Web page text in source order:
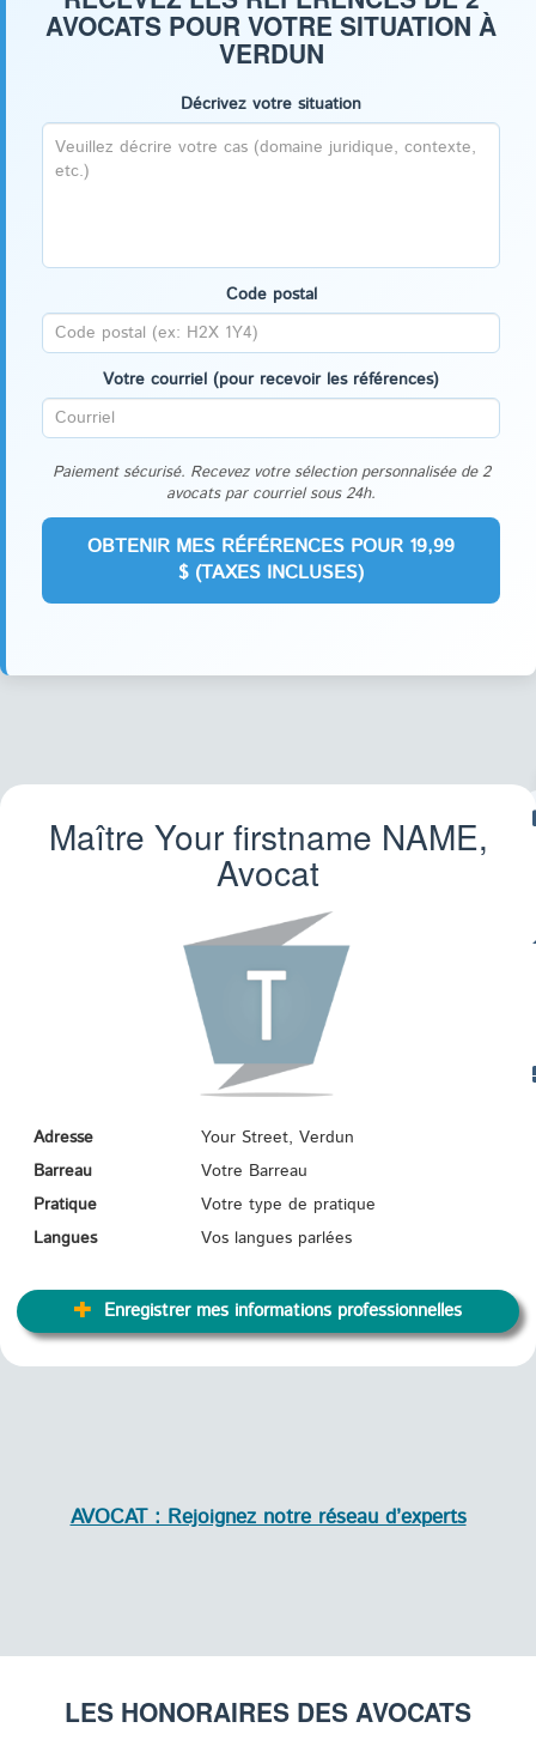
AVOCATS POUR VOTRE SITUATION À
VERDUN
Décrivez votre situation
Code postal
Votre courriel (pour recevoir les références)
Paiement sécurisé. Recevez votre sélection personnalisée de 2
avocats par courriel sous 24h.
Maître Your firstname NAME,
Avocat
Adresse
Your Street, Verdun
Barreau
Votre Barreau
Pratique
Votre type de pratique
Langues
Vos langues parlées
Enregistrer mes informations professionnelles
AVOCAT : Rejoignez notre réseau d’experts
LES HONORAIRES DES AVOCATS